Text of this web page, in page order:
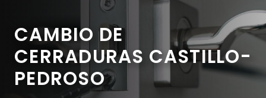
CAMBIO DE
CERRADURAS CASTILLO-
PEDROSO